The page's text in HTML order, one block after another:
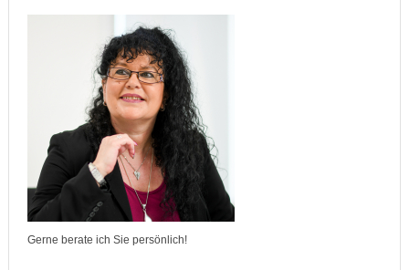
Gerne berate ich Sie persönlich!